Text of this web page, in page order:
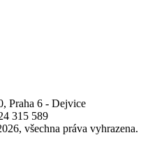
Praha 6 - Dejvice
315 589
všechna práva vyhrazena.